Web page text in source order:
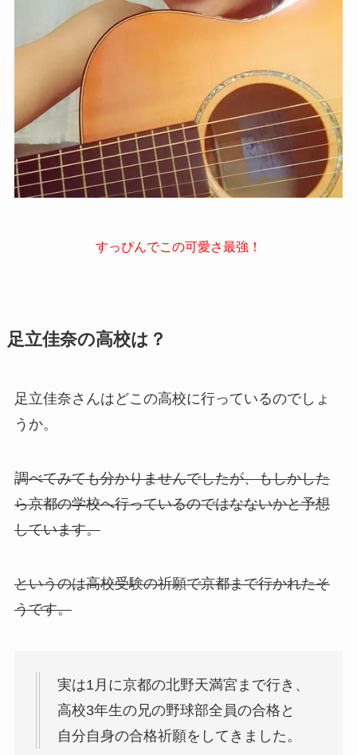
すっぴんでこの可愛さ最強！
足立佳奈の高校は？
足立佳奈さんはどこの高校に行っているのでしょ
うか。
調べてみても分かりませんでしたが、もしかした
ら京都の学校へ行っているのではなないかと予想
しています。
というのは高校受験の祈願で京都まで行かれたそ
うです。
実は1月に京都の北野天満宮まで行き、
高校3年生の兄の野球部全員の合格と
自分自身の合格祈願をしてきました。